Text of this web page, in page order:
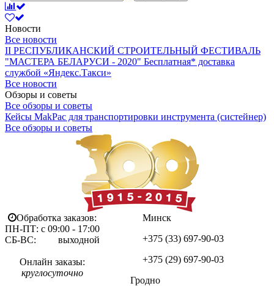
Новости
Все новости
II РЕСПУБЛИКАНСКИЙ СТРОИТЕЛЬНЫЙ ФЕСТИВАЛЬ
"МАСТЕРА БЕЛАРУСИ - 2020" Бесплатная* доставка
службой «Яндекс.Такси»
Все новости
Обзоры и советы
Все обзоры и советы
Кейсы MakPac для транспортировки инструмента (систейнер)
Все обзоры и советы
Обработка заказов:
ПН-ПТ: с 09:00 - 17:00
СБ-ВС: выходной
Онлайн заказы:
круглосуточно
Минск
+375 (33) 697-90-03
+375 (29) 697-90-03
Гродно